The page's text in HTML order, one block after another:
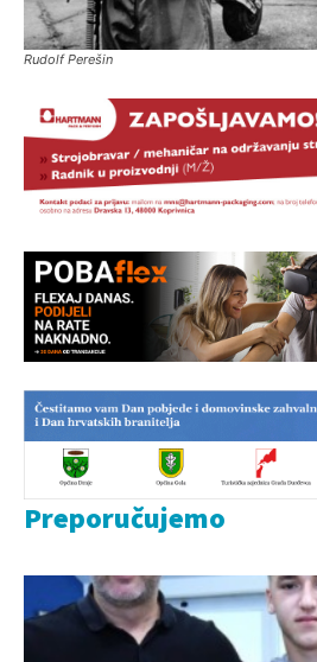
Rudolf Perešin
Preporučujemo